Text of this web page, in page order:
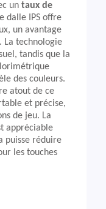
un taux de
dalle IPS offre
un avantage
La technologie
tandis que la
des couleurs.
atout de ce
et précise,
de jeu. La
appréciable
puisse réduire
les touches